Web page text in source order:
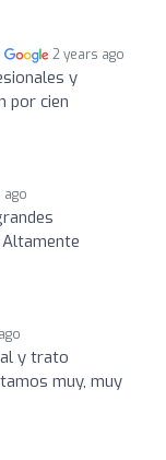
2 years ago
y
por cien
ago
y trato
muy, muy